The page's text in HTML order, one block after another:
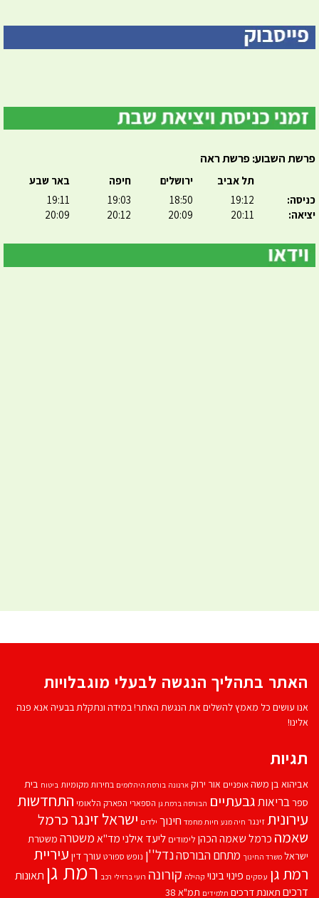
פרשת השבוע: פרשת ראה
כניסה:
יציאה:
תל אביב
19:12
20:11
ירושלים
18:50
20:09
חיפה
19:03
20:12
באר שבע
19:11
20:09
האתר בתהליך הנגשה לבעלי מוגבלויות
אנו עושים כל מאמץ להשלים את הנגשת האתר! במידה ונתקלת בבעיה אנא פנה
אלינו!
תגיות
אביהוא בן משהאופניים אור ירוק ארנונה בורסת היהלומים בחירות מקומיות ביטוח בית
ספרבריאותגבעתיים הבורסה ברמת גן הספארי הפארק הלאומי התחדשות
עירוניתזינגר חיה מנע חיות מחמד חינוך ילדים ישראל זינגרכרמל
שאמה כרמל שאמה הכהן לימודים ליעד אילנימד''אמשטרה משטרת
ישראל משרד החינוך מתחם הבורסהנדל''ן נופש ספורט עורך דין עיריית
רמת גן עסקים פינוי בינוי קהילה קורונה רועי ברזילי רכב רמת גן תאונות
דרכים תאונת דרכים תלמידים תמ"א 38